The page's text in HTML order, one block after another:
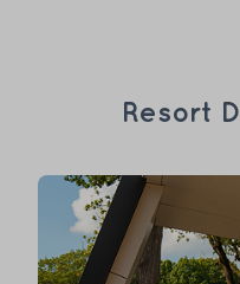
Resort